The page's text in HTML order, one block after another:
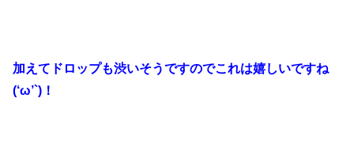
加えてドロップも渋いそうですのでこれは嬉しいですね
(‘ω’`)！